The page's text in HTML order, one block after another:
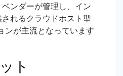
ンダーが管理し、イン
れるクラウドホスト型
が主流となっています
ト